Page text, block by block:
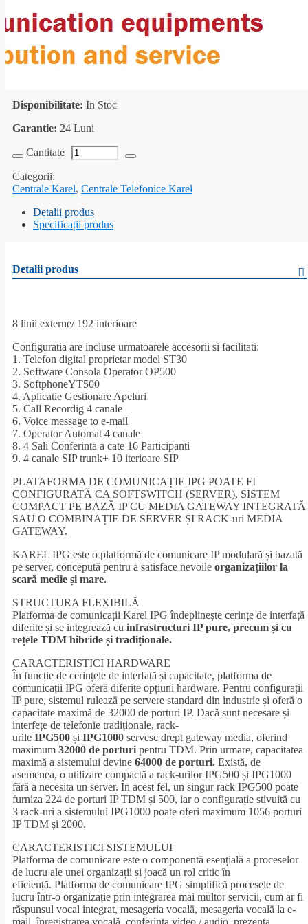
27.128,00
Prețul
inițial
a
fost:
27.128,00 lei.
26.872,00
curent
este:
26.872,00 lei.
TVA Inclus
Cod produs: IPG10008192
Disponibilitate: In Stoc
Garantie: 24 Luni
Cantitate
Categorii:
Centrale Karel, Centrale Telefonice Karel
Detalii produs
Specificații produs
Detalii produs
8 linii externe/ 192 interioare
Configuratia are incluse urmatoarele accesorii si facilitati:
1. Telefon digital proprietar model ST30
2. Software Consola Operator OP500
3. SoftphoneYT500
4. Aplicatie Gestionare Apeluri
5. Call Recordig 4 canale
6. Voice message to e-mail
7. Operator Automat 4 canale
8. 4 Sali Conferinta a cate 16 Participanti
9. 4 canale SIP trunk+ 10 iterioare SIP
PLATAFORMA DE COMUNICAȚIE IPG POATE FI
CONFIGURATĂ CA SOFTSWITCH (SERVER), SISTEM
COMPACT PE BAZĂ IP CU MEDIA GATEWAY INTEGRATĂ
SAU O COMBINAȚIE DE SERVER ȘI RACK-uri MEDIA
GATEWAY.
KAREL IPG este o platformă de comunicare IP modulară și bazată
pe server, concepută pentru a satisface nevoile organizațiilor la
scară medie și mare.
STRUCTURA FLEXIBILĂ
Platforma de comunicații Karel IPG îndeplinește cerințe de interfață
diferite și se integrează cu infrastructuri IP pure, precum și cu
rețele TDM hibride și tradiționale.
CARACTERISTICI HARDWARE
În funcție de cerințele de interfață și capacitate, platforma de
comunicații IPG oferă diferite opțiuni hardware. Pentru configurații
IP pure, sistemul rulează pe servere standard din industrie și oferă o
capacitate maximă de 32000 de porturi IP. Dacă sunt necesare și
interfețe de telefonie tradiționale, rack-
urile IPG500 și IPG1000 servesc drept gateway media, oferind
maximum 32000 de porturi pentru TDM. Prin urmare, capacitatea
maximă a sistemului devine 64000 de porturi. Există, de
asemenea, o utilizare compactă a rack-urilor IPG500 și IPG1000
fără a necesita un server. În acest fel, un singur rack IPG500 poate
furniza 224 de porturi IP TDM și 500, iar o configurație stivuită cu
3 rack-uri a sistemului IPG1000 poate oferi maximum 1056 porturi
IP TDM și 2000.
CARACTERISTICI SISTEMULUI
Platforma de comunicare este o componentă esențială a proceselor
de lucru ale unei organizații și joacă un rol critic în
eficiență. Platforma de comunicare IPG simplifică procesele de
lucru într-o organizație prin integrarea mai multor servicii, cum ar fi
răspunsul vocal integrat, mesageria vocală, mesageria vocală la e-
mail, înregistrarea vocală, conferința video / audio, prezența,